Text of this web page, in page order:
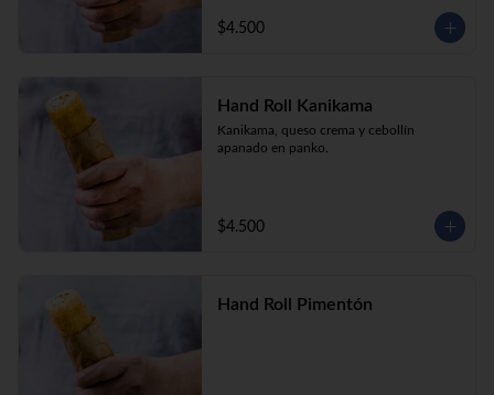
$4.500
Hand Roll Kanikama
Kanikama, queso crema y cebollín
apanado en panko.
$4.500
Hand Roll Pimentón